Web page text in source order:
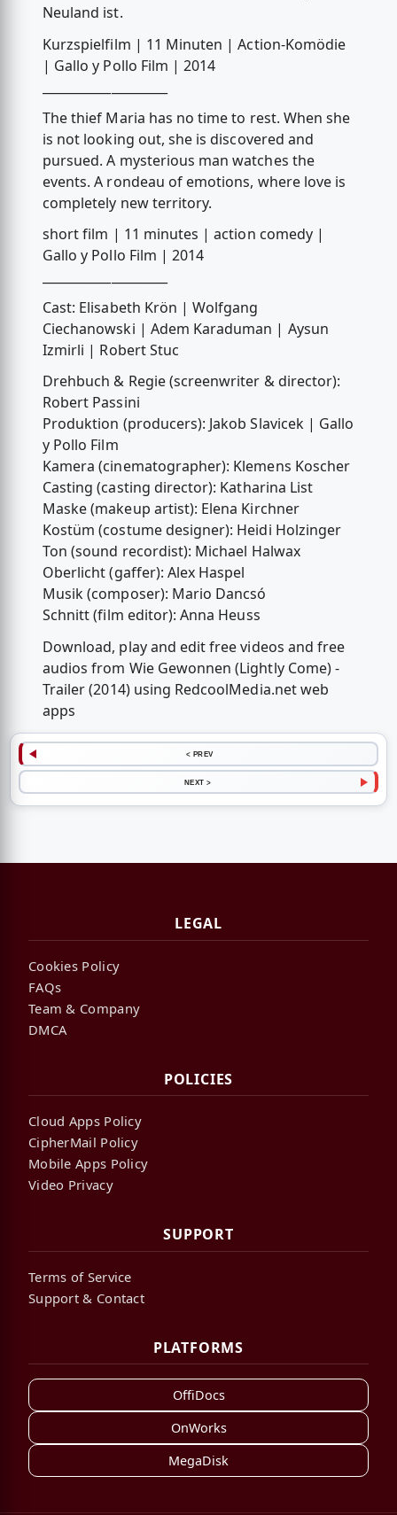
Neuland ist.
Kurzspielfilm | 11 Minuten | Action-Komödie
| Gallo y Pollo Film | 2014
The thief Maria has no time to rest. When she
is not looking out, she is discovered and
pursued. A mysterious man watches the
events. A rondeau of emotions, where love is
completely new territory.
short film | 11 minutes | action comedy |
Gallo y Pollo Film | 2014
Cast: Elisabeth Krön | Wolfgang
Ciechanowski | Adem Karaduman | Aysun
Izmirli | Robert Stuc
Drehbuch & Regie (screenwriter & director):
Robert Passini
Produktion (producers): Jakob Slavicek | Gallo
y Pollo Film
Kamera (cinematographer): Klemens Koscher
Casting (casting director): Katharina List
Maske (makeup artist): Elena Kirchner
Kostüm (costume designer): Heidi Holzinger
Ton (sound recordist): Michael Halwax
Oberlicht (gaffer): Alex Haspel
Musik (composer): Mario Dancsó
Schnitt (film editor): Anna Heuss
Download, play and edit free videos and free
audios from Wie Gewonnen (Lightly Come) -
Trailer (2014) using RedcoolMedia.net web
apps
< PREV
NEXT >
LEGAL
Cookies Policy
FAQs
Team & Company
DMCA
POLICIES
Cloud Apps Policy
CipherMail Policy
Mobile Apps Policy
Video Privacy
SUPPORT
Terms of Service
Support & Contact
PLATFORMS
OffiDocs
OnWorks
MegaDisk